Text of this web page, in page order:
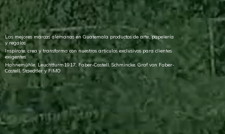
Las mejores marcas alemanas en Guatemala productos de arte, papelería
y regalos
Inspírate, crea y transforma con nuestros artículos exclusivos para clientes
exigentes
Hahnemühle, Leuchtturm1917, Faber-Castell, Schmincke, Graf von Faber-
Castell, Staedtler y FIMO